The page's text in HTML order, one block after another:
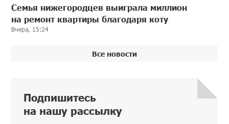
Семья нижегородцев выиграла миллион
на ремонт квартиры благодаря коту
Вчера, 15:24
Все новости
Подпишитесь
на нашу рассылку